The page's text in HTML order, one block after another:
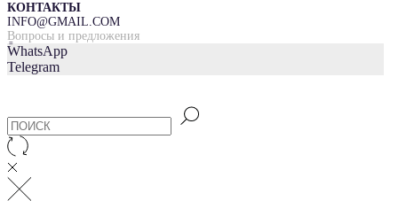
=
КОНТАКТЫ
INFO@GMAIL.COM
Вопросы и предложения
WhatsApp
Telegram